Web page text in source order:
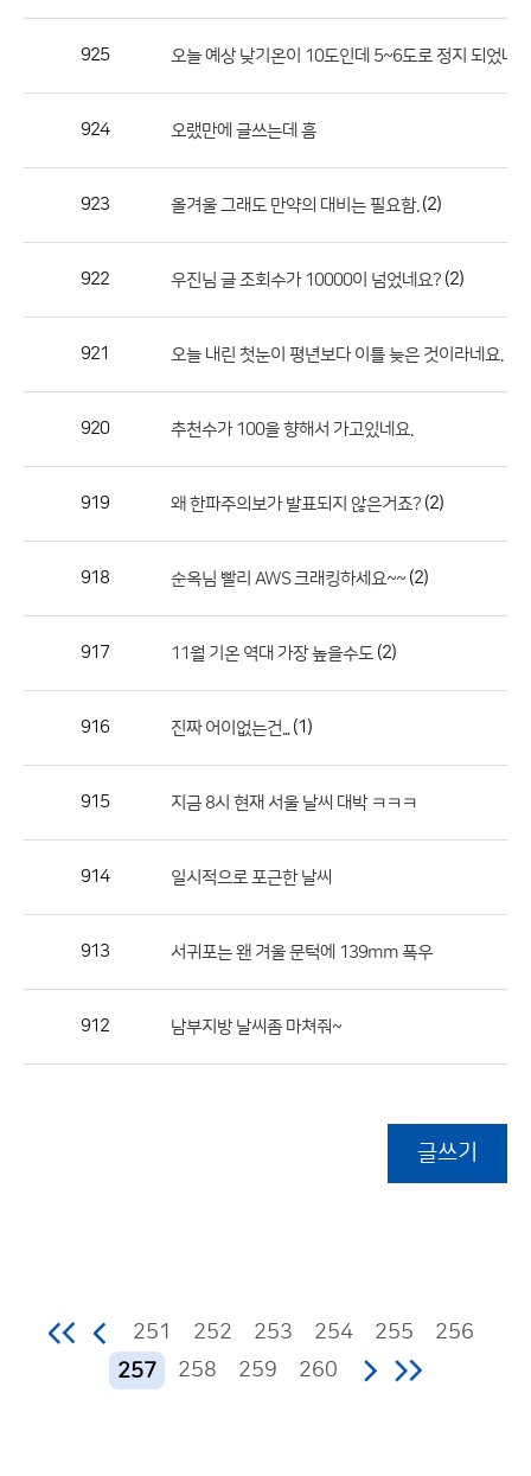
론
호,
록
공
925 오늘 예상 낮기온이 10도인데 5~6도로 정지 되었네요
924 오랬만에 글쓰는데 흠
923 올겨울 그래도 만약의 대비는 필요함. (2)
922 우진님 글 조회수가 10000이 넘었네요? (2)
921 오늘 내린 첫눈이 평년보다 이틀 늦은 것이라네요.
920 추천수가 100을 향해서 가고있네요.
919 왜 한파주의보가 발표되지 않은거죠? (2)
918 순옥님 빨리 AWS 크래킹하세요~~ (2)
917 11월 기온 역대 가장 높을수도 (2)
916 진짜 어이없는건... (1)
915 지금 8시 현재 서울 날씨 대박 ㅋㅋㅋ
914 일시적으로 포근한 날씨
913 서귀포는 왠 겨울 문턱에 139mm 폭우
912 남부지방 날씨좀 마쳐줘~
글쓰기
251 252 253 254 255
256
257
258 259 260